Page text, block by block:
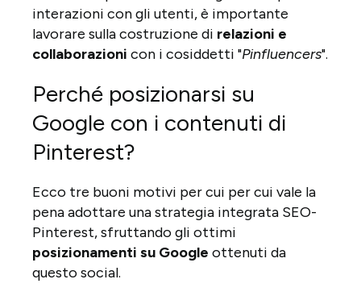
interazioni con gli utenti, è importante
lavorare sulla costruzione di relazioni e
collaborazioni con i cosiddetti "Pinfluencers".
Perché posizionarsi su
Google con i contenuti di
Pinterest?
Ecco tre buoni motivi per cui per cui vale la
pena adottare una strategia integrata SEO-
Pinterest, sfruttando gli ottimi
posizionamenti su Google ottenuti da
questo social.